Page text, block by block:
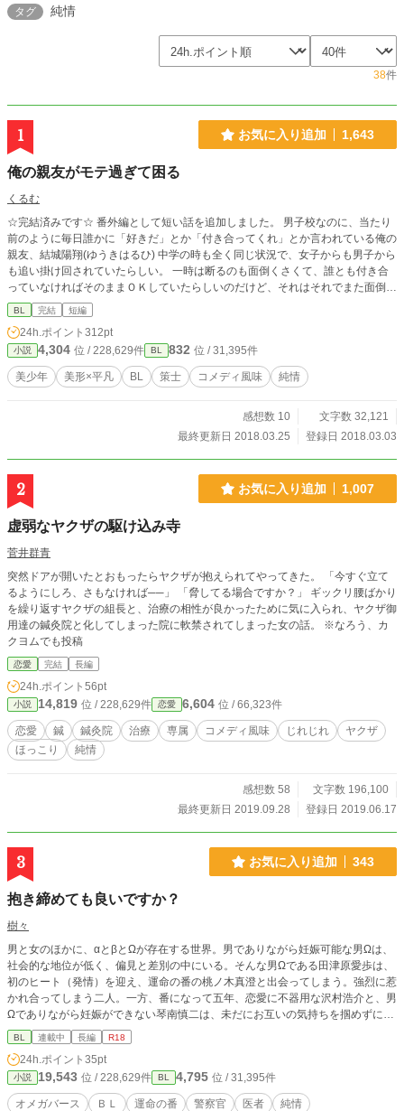
タグ 純情
38件
1 お気に入り追加 1,643
俺の親友がモテ過ぎて困る
くるむ
☆完結済みです☆ 番外編として短い話を追加しました。 男子校なのに、当たり
前のように毎日誰かに「好きだ」とか「付き合ってくれ」とか言われている俺の
親友、結城陽翔(ゆうきはるひ) 中学の時も全く同じ状況で、女子からも男子から
も追い掛け回されていたらしい。 一時は断るのも面倒くさくて、誰とも付き合
っていなければそのままＯＫしていたらしいのだけど、それはそれでまた面倒く
さくて仕方がなかったのだそうだ(ｿﾘｬｿｳﾀﾞﾛ) ……と言う訳で、何を考えたのか陽
翔の奴、俺に恋人のフリをしてくれと言う。 て、お前何考えてんの？ 何しよう
としてんの？ ……てなわけで、俺は今日もこいつに振り回されています……。
美形策士×純情平凡♪
BL 完結 短編
24h.ポイント 312pt
小説 4,304 位 / 228,629件 BL 832 位 / 31,395件
美少年 美形×平凡 BL 策士 コメディ風味 純情
感想数 10
文字数 32,121
最終更新日 2018.03.25
登録日 2018.03.03
2 お気に入り追加 1,007
虚弱なヤクザの駆け込み寺
菅井群青
突然ドアが開いたとおもったらヤクザが抱えられてやってきた。 「今すぐ立て
るようにしろ、さもなければ──」 「脅してる場合ですか？」 ギックリ腰ばかり
を繰り返すヤクザの組長と、治療の相性が良かったために気に入られ、ヤクザ御
用達の鍼灸院と化してしまった院に軟禁されてしまった女の話。 ※なろう、カ
クヨムでも投稿
恋愛 完結 長編
24h.ポイント 56pt
小説 14,819 位 / 228,629件 恋愛 6,604 位 / 66,323件
恋愛 鍼 鍼灸院 治療 専属 コメディ風味 じれじれ
ヤクザ
ほっこり
純情
感想数 58
文字数 196,100
最終更新日 2019.09.28
登録日 2019.06.17
3 お気に入り追加 343
抱き締めても良いですか？
樹々
男と女のほかに、αとβとΩが存在する世界。男でありながら妊娠可能な男Ωは、
社会的な地位が低く、偏見と差別の中にいる。そんな男Ωである田津原愛歩は、
初のヒート（発情）を迎え、運命の番の桃ノ木真澄と出会ってしまう。強烈に惹
かれ合ってしまう二人。一方、番になって五年、恋愛に不器用な沢村浩介と、男
Ωでありながら妊娠ができない琴南慎二は、未だにお互いの気持ちを掴めずにい
た。もどかしいカップルに、慎二のお見合い相手だった桃ノ木瑛太は、番の寺島
茜と共にあれこれと世話を焼く。弟の真澄を健康にするため愛歩を口説き、浩介
と慎二をラブラブにさせるため奮闘する。三組の純情オメガバース、炸裂☆オメ
ガバースの設定は書き手によって毛色が違うので、生温かい目で見守って下さい
ね☆
BL 連載中 長編 R18
24h.ポイント 35pt
小説 19,543 位 / 228,629件 BL 4,795 位 / 31,395件
オメガバース ＢＬ 運命の番 警察官 医者
純情